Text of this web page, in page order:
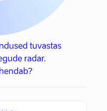
tuvastas
radar.